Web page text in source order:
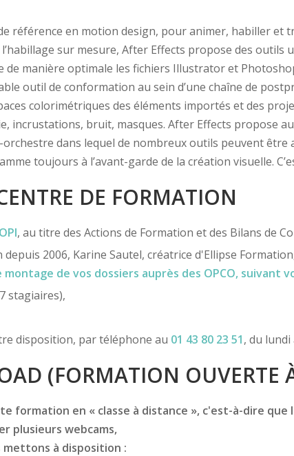
référence en motion design, pour animer, habiller et
l’habillage sur mesure, After Effects propose des
de manière optimale les fichiers Illustrator et
outil de conformation au sein d’une chaîne de
colorimétriques des éléments importés et des
incrustations, bruit, masques. After Effects propose
dans lequel de nombreux outils peuvent être
toujours à l’avant-garde de la création visuelle.
DE FORMATION
, au titre des Actions de Formation et des Bilans de
2006, Karine Sautel, créatrice d'Ellipse
montage de vos dossiers auprès des OPCO, suivant
stagiaires),
disposition, par téléphone au 01 43 80 23 51, du
(FORMATION OUVERTE
formation en « classe à distance », c'est-à-dire
plusieurs webcams,
mettons à disposition :